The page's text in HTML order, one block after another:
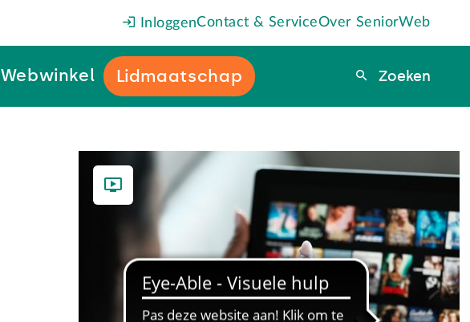
InloggenContact & ServiceOver SeniorWeb
Webwinkel Lidmaatschap Zoeken
Zoeken